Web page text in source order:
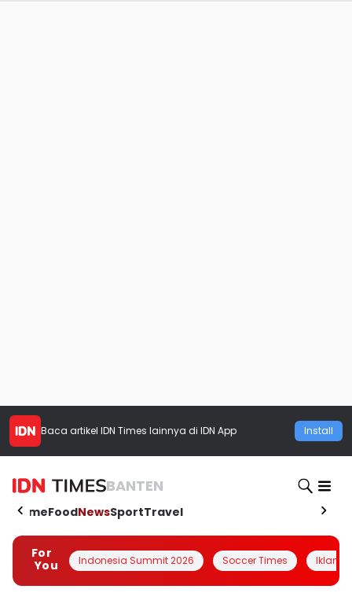
Baca artikel IDN Times lainnya di IDN App Install
BANTEN
HomeFoodNewsSportTravel
For
You
Indonesia Summit 2026 Soccer Times Iklanin